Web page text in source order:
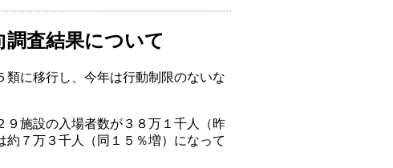
査結果について
に移行し、今年は行動制限のないな
９施設の入場者数が３８万１千人（昨
７万３千人（同１５％増）になって